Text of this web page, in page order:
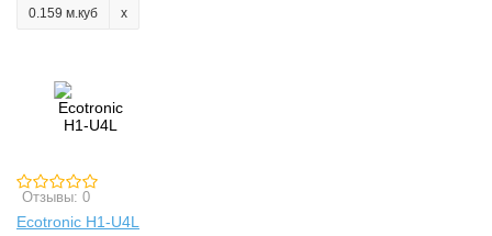
0.159 м.куб
Отзывы: 0
Ecotronic H1-U4L